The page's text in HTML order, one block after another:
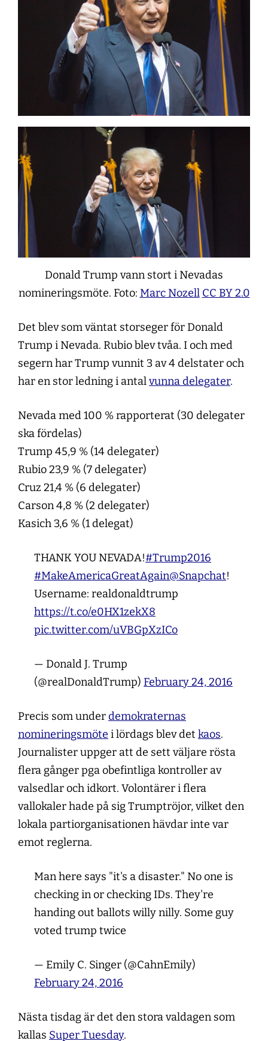
Donald Trump vann stort i Nevadas
nomineringsmöte. Foto: Marc Nozell CC BY 2.0
Det blev som väntat storseger för Donald
Trump i Nevada. Rubio blev tvåa. I och med
segern har Trump vunnit 3 av 4 delstater och
har en stor ledning i antalvunna delegater.
Nevada med 100 % rapporterat (30 delegater
ska fördelas)
Trump 45,9 % (14 delegater)
Rubio 23,9 % (7 delegater)
Cruz 21,4 % (6 delegater)
Carson 4,8 % (2 delegater)
Kasich 3,6 % (1 delegat)
THANK YOU NEVADA!#Trump2016
#MakeAmericaGreatAgain@Snapchat!
Username: realdonaldtrump
https://t.co/e0HX1zekX8
pic.twitter.com/uVBGpXzICo
— Donald J. Trump
(@realDonaldTrump) February 24, 2016
Precis som underdemokraternas
nomineringsmöte i lördags blev det kaos.
Journalister uppger att de sett väljare rösta
flera gånger pga obefintliga kontroller av
valsedlar och idkort. Volontärer i flera
vallokaler hade på sig Trumptröjor, vilket den
lokala partiorganisationen hävdar inte var
emot reglerna.
Man here says "it's a disaster." No one is
checking in or checking IDs. They're
handing out ballots willy nilly. Some guy
voted trump twice
— Emily C. Singer (@CahnEmily)
February 24, 2016
Nästa tisdag är det den stora valdagen som
kallas Super Tuesday.